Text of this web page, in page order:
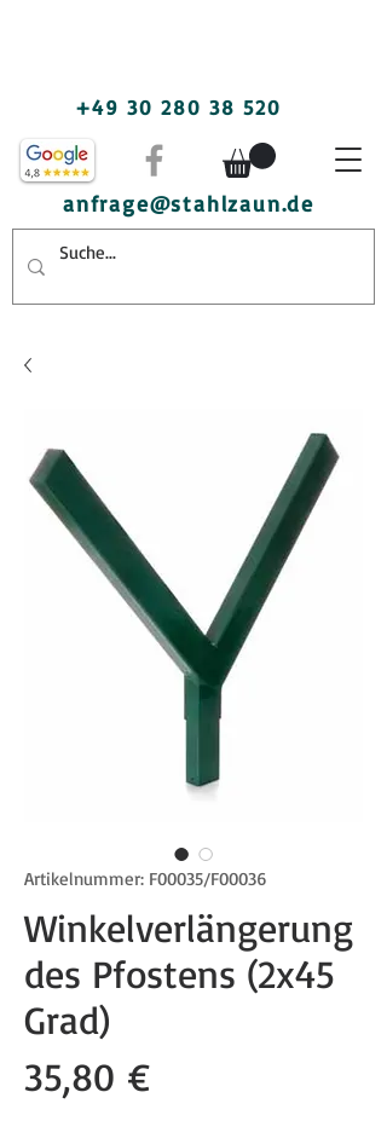
+49 30 280 38 520
anfrage@stahlzaun.de
Artikelnummer: F00035/F00036
Winkelverlängerung
des Pfostens (2x45
Grad)
35,80 €Preis